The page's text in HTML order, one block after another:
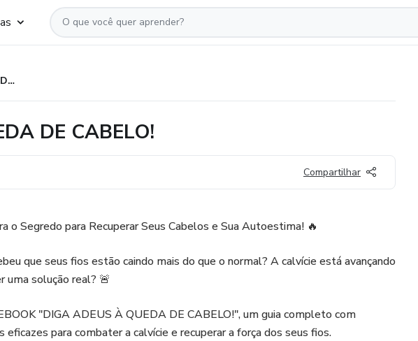
DIGA ADEUS À QUEDA DE CABELO!
DE CABELO!
Compartilhar
o Segredo para Recuperar Seus Cabelos e Sua Autoestima! 🔥
que seus fios estão caindo mais do que o normal? A calvície está avançando
uma solução real? 🚨
"DIGA ADEUS À QUEDA DE CABELO!", um guia completo com
eficazes para combater a calvície e recuperar a força dos seus fios.